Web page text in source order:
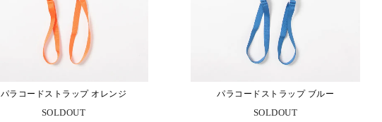
パラコードストラップ オレンジ
SOLDOUT
パラコードストラップ ブルー
SOLDOUT